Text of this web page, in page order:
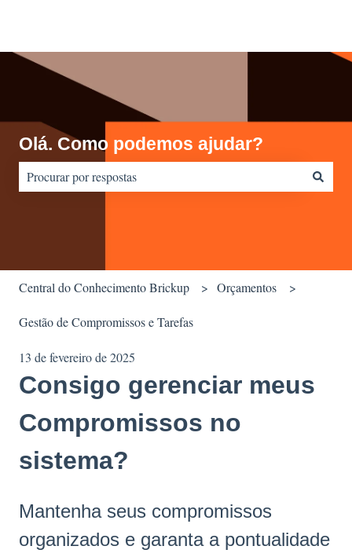
Olá. Como podemos ajudar?
Central do Conhecimento Brickup Orçamentos
Gestão de Compromissos e Tarefas
13 de fevereiro de 2025
Consigo gerenciar meus
Compromissos no
sistema?
Mantenha seus compromissos
organizados e garanta a pontualidade